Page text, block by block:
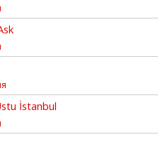
İstanbul